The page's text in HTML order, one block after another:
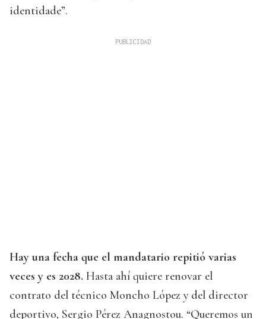
identidade”.
Hay una fecha que el mandatario repitió varias
veces y es 2028. Hasta ahí quiere renovar el
contrato del técnico Moncho López y del director
deportivo, Sergio Pérez Anagnostou. “Queremos un